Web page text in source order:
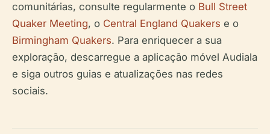
comunitárias, consulte regularmente o Bull Street
Quaker Meeting, o Central England Quakers e o
Birmingham Quakers. Para enriquecer a sua
exploração, descarregue a aplicação móvel Audiala
e siga outros guias e atualizações nas redes
sociais.